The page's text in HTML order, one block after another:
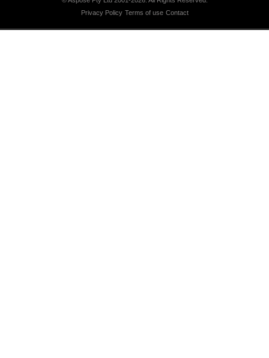
Privacy Policy Terms of use Contact